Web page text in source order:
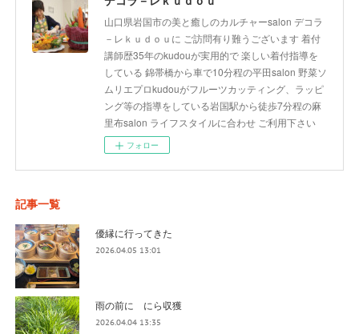
山口県岩国市の美と癒しのカルチャーsalon デコラ
－レｋｕｄｏｕに ご訪問有り難うございます 着付
講師歴35年のkudouが実用的で 楽しい着付指導を
している 錦帯橋から車で10分程の平田salon 野菜ソ
ムリエプロkudouがフルーツカッティング、ラッピ
ング等の指導をしている岩国駅から徒歩7分程の麻
里布salon ライフスタイルに合わせ ご利用下さい
フォロー
記事一覧
優縁に行ってきた
2026.04.05 13:01
雨の前に にら収獲
2026.04.04 13:35